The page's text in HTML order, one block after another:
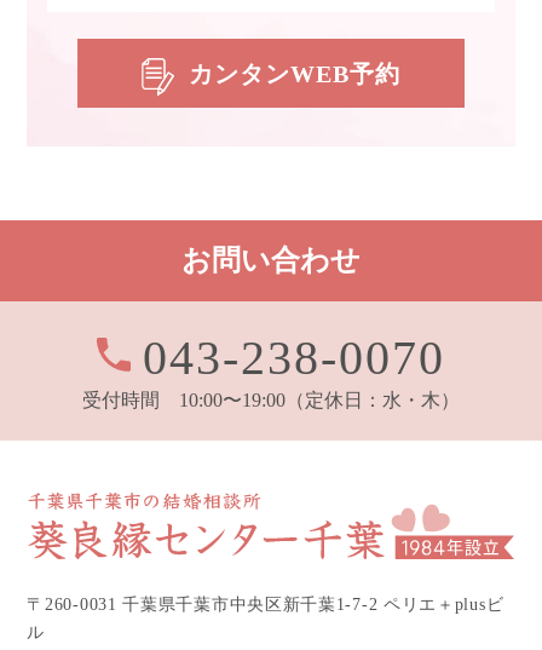
カンタンWEB予約
お問い合わせ
043-238-0070
受付時間 10:00〜19:00 （定休日：水・木）
〒260-0031 千葉県千葉市中央区新千葉1-7-2 ペリエ＋plusビ
ル